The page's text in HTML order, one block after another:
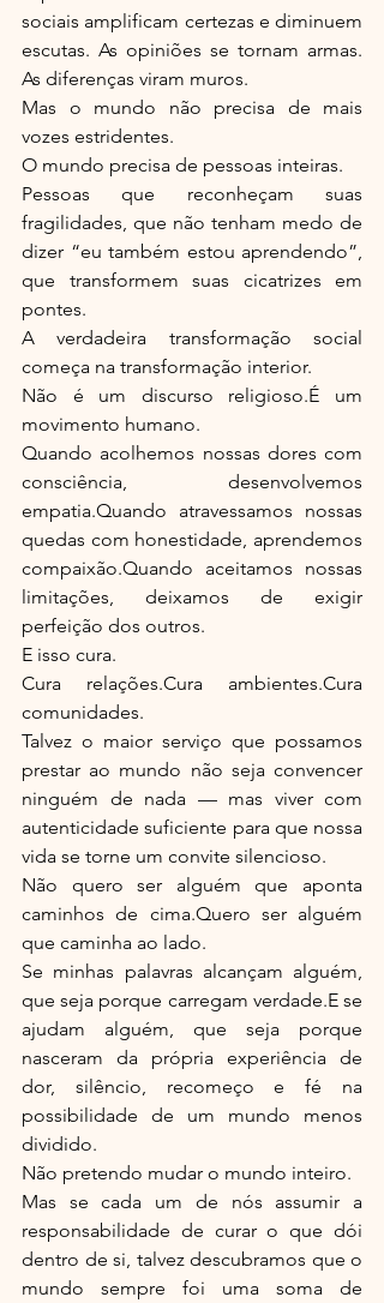
sociais amplificam certezas e diminuem
escutas. As opiniões se tornam armas.
As diferenças viram muros.
Mas o mundo não precisa de mais
vozes estridentes.
O mundo precisa de pessoas inteiras.
Pessoas que reconheçam suas
fragilidades, que não tenham medo de
dizer “eu também estou aprendendo”,
que transformem suas cicatrizes em
pontes.
A verdadeira transformação social
começa na transformação interior.
Não é um discurso religioso.É um
movimento humano.
Quando acolhemos nossas dores com
consciência, desenvolvemos
empatia.Quando atravessamos nossas
quedas com honestidade, aprendemos
compaixão.Quando aceitamos nossas
limitações, deixamos de exigir
perfeição dos outros.
E isso cura.
Cura relações.Cura ambientes.Cura
comunidades.
Talvez o maior serviço que possamos
prestar ao mundo não seja convencer
ninguém de nada — mas viver com
autenticidade suficiente para que nossa
vida se torne um convite silencioso.
Não quero ser alguém que aponta
caminhos de cima.Quero ser alguém
que caminha ao lado.
Se minhas palavras alcançam alguém,
que seja porque carregam verdade.E se
ajudam alguém, que seja porque
nasceram da própria experiência de
dor, silêncio, recomeço e fé na
possibilidade de um mundo menos
dividido.
Não pretendo mudar o mundo inteiro.
Mas se cada um de nós assumir a
responsabilidade de curar o que dói
dentro de si, talvez descubramos que o
mundo sempre foi uma soma de